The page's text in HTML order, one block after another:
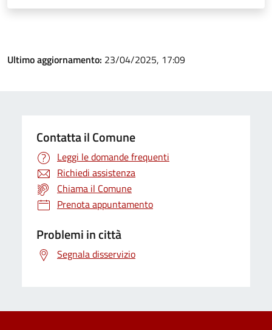
Ultimo aggiornamento: 23/04/2025, 17:09
Contatta il Comune
Leggi le domande frequenti
Richiedi assistenza
Chiama il Comune
Prenota appuntamento
Problemi in città
Segnala disservizio